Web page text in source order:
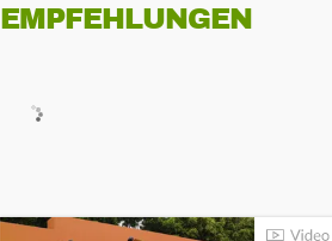
EMPFEHLUNGEN